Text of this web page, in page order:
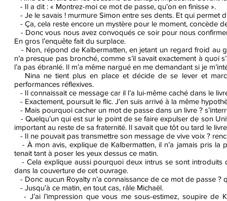
- Il a dit : « Montrez-moi ce mot de passe, qu’on en finisse ».
- Je le savais ! murmure Simon entre ses dents. Et qui permet
- Ça, cela reste encore un mystère pour le moment, concède
- Donc vous nous avez convoqués ce soir pour nous
En gros l’enquête fait du surplace.
- Non, répond de Kalbermatten, en jetant un regard froid au
n’a presque pas bronché, comme s’il savait exactement à quoi
l’a pas ébranlé. Il m’a même nargué en me demandant si je
Nina ne tient plus en place et décide de se lever et
performances réflexives.
- Il connaissait ce message car il l’a lui-même caché dans le
- Exactement, poursuit le flic. J’en suis arrivé à la même
- Mais pourquoi cacher un mot de passe dans un livre ?
- Quelqu’un qui est sur le point de se faire expulser de son
important au reste de sa fraternité. Il savait que tôt ou tard le
- Il ne pouvait pas transmettre son message de vive voix ?
- À mon avis, explique de Kalbermatten, il n’a jamais pris la
tenait tant à poser les yeux dessus ce matin.
- Cela explique aussi pourquoi deux intrus se sont introduits
dans la couverture de cet ouvrage.
- Donc aucun Royalty n’a connaissance de ce mot de passe
- Jusqu’à ce matin, en tout cas, râle Michaël.
- J’ai l’impression que vous me sous-estimez, soupire de